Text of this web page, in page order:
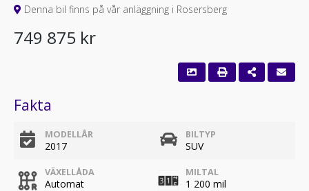
Denna bil finns på vår anläggning i Rosersberg
749 875 kr
Fakta
MODELLÅR
2017
BILTYP
SUV
VÄXELLÅDA
Automat
MILTAL
1 200 mil